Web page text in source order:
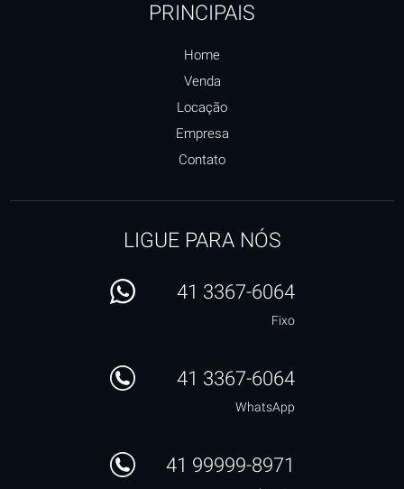
PRINCIPAIS
Home
Venda
Locação
Empresa
Contato
LIGUE PARA NÓS
41 3367-6064
Fixo
41 3367-6064
WhatsApp
41 99999-8971